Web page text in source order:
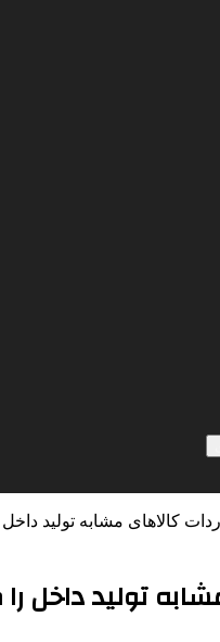
کالاهای مشابه تولید
تولید داخل